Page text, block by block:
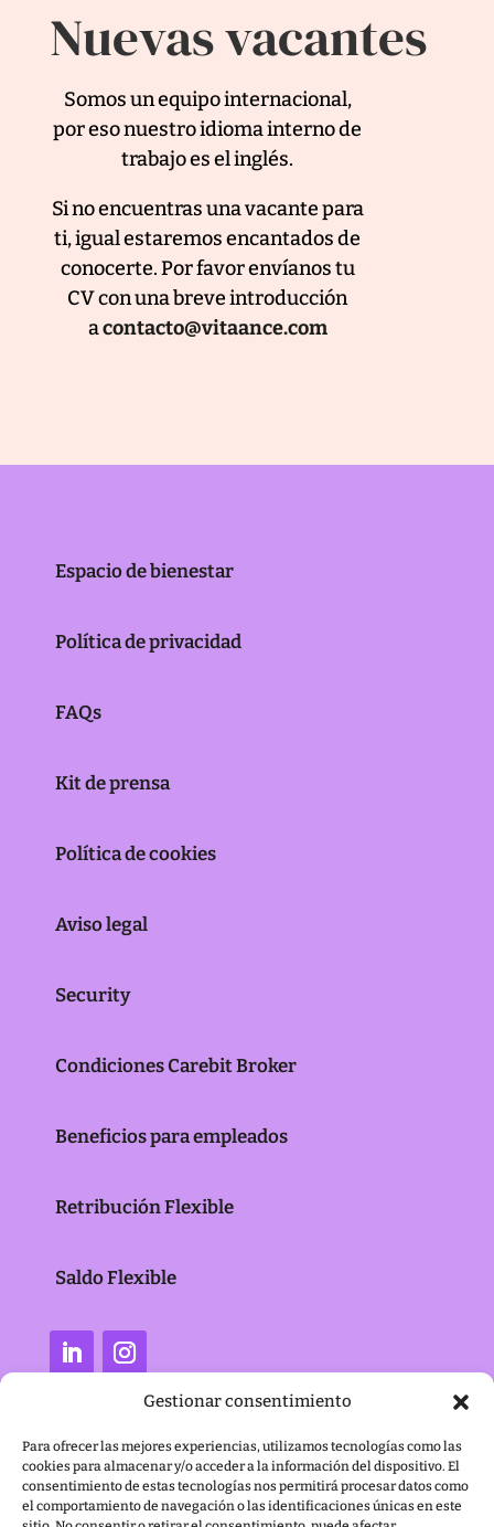
Gestionar consentimiento
Para ofrecer las mejores experiencias, utilizamos tecnologías como las
cookies para almacenar y/o acceder a la información del dispositivo. El
consentimiento de estas tecnologías nos permitirá procesar datos como
el comportamiento de navegación o las identificaciones únicas en este
Nuevas vacantes
Somos un equipo internacional,
por eso nuestro idioma interno de
trabajo es el inglés.
Si no encuentras una vacante para
ti, igual estaremos encantados de
conocerte. Por favor envíanos tu
CV con una breve introducción
acontacto@vitaance.com
Espacio de bienestar
Política de privacidad
FAQs
Kit de prensa
Política de cookies
Aviso legal
Security
Condiciones Carebit Broker
Beneficios para empleados
Retribución Flexible
Saldo Flexible